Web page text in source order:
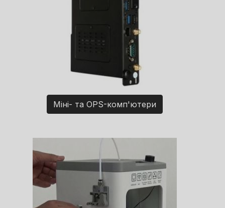
Міні- та OPS-комп'ютери